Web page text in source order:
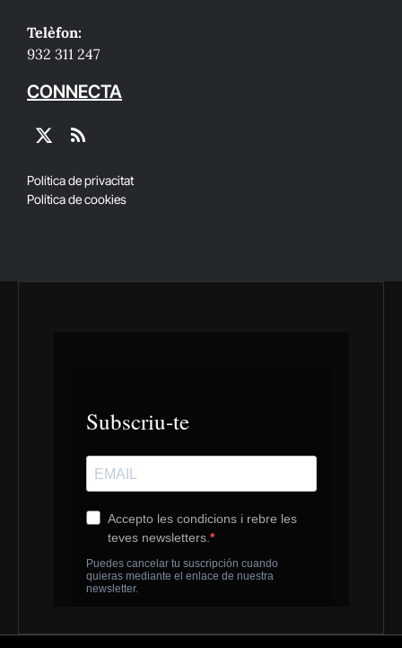
Telèfon:
932 311 247
CONNECTA
X
RSS
Política de privacitat
Política de cookies